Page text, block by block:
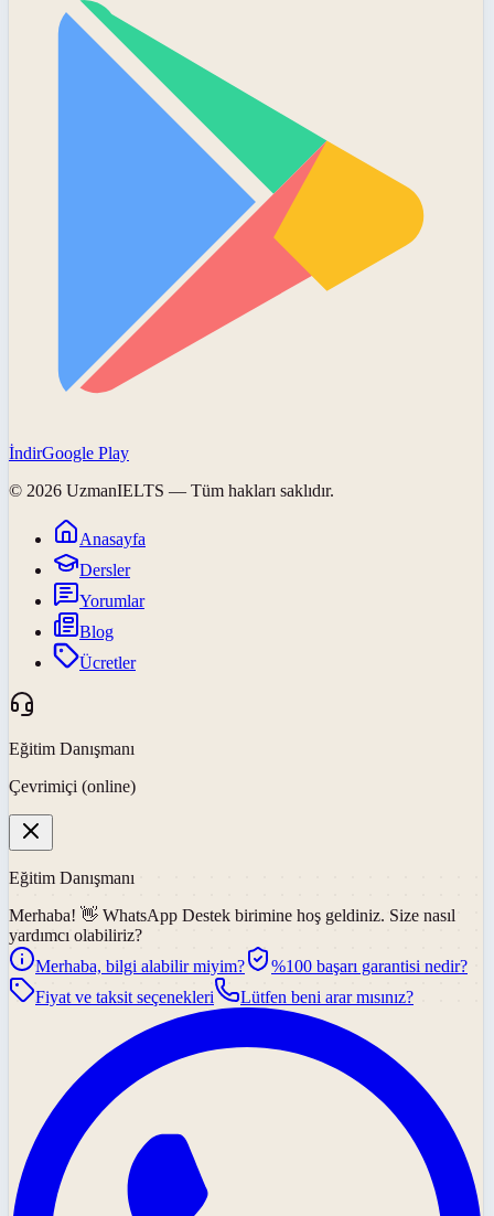
İndirGoogle Play
© 2026 UzmanIELTS — Tüm hakları saklıdır.
Anasayfa
Dersler
Yorumlar
Blog
Ücretler
Eğitim Danışmanı
Çevrimiçi (online)
Eğitim Danışmanı
Merhaba! 👋 WhatsApp Destek birimine hoş geldiniz. Size nasıl
yardımcı olabiliriz?
Merhaba, bilgi alabilir miyim?
%100 başarı garantisi nedir?
Fiyat ve taksit seçenekleri
Lütfen beni arar mısınız?